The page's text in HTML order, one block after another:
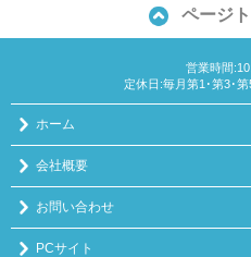
ページ
営業時間
定休日:毎月第1･第3･
ホーム
会社概要
お問い合わせ
PCサイト